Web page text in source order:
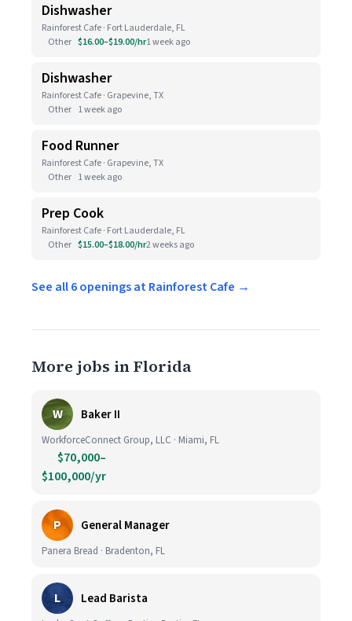
Dishwasher
Rainforest Cafe · Fort Lauderdale, FL
Other $16.00–$19.00/hr1 week ago
Dishwasher
Rainforest Cafe · Grapevine, TX
Other 1 week ago
Food Runner
Rainforest Cafe · Grapevine, TX
Other 1 week ago
Prep Cook
Rainforest Cafe · Fort Lauderdale, FL
Other $15.00–$18.00/hr2 weeks ago
See all 6 openings at Rainforest Cafe →
More jobs in Florida
W Baker II
WorkforceConnect Group, LLC · Miami, FL
$70,000–
$100,000/yr
P General Manager
Panera Bread · Bradenton, FL
L Lead Barista